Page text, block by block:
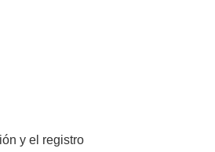
y el registro